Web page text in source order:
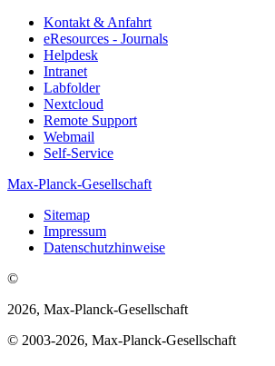
Kontakt & Anfahrt
eResources - Journals
Helpdesk
Intranet
Labfolder
Nextcloud
Remote Support
Webmail
Self-Service
Max-Planck-Gesellschaft
Sitemap
Impressum
Datenschutzhinweise
©
2026, Max-Planck-Gesellschaft
© 2003-2026, Max-Planck-Gesellschaft